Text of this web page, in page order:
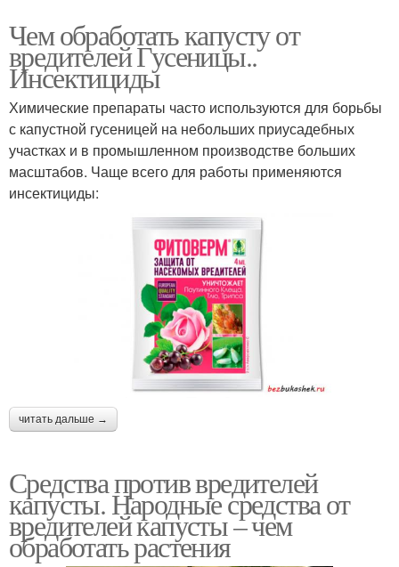
Чем обработать капусту от
вредителей Гусеницы..
Инсектициды
Химические препараты часто используются для борьбы
с капустной гусеницей на небольших приусадебных
участках и в промышленном производстве больших
масштабов. Чаще всего для работы применяются
инсектициды:
читать дальше →
Средства против вредителей
капусты. Народные средства от
вредителей капусты – чем
обработать растения